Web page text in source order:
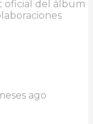
oficial del álbum
ago